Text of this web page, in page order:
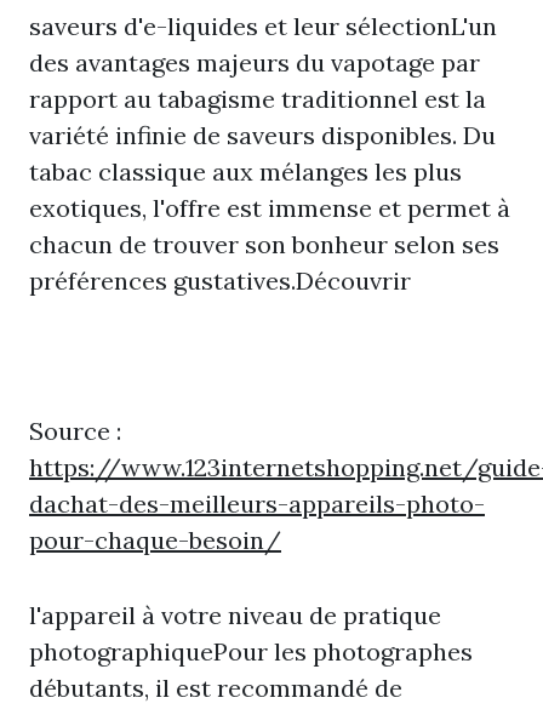
saveurs d'e-liquides et leur sélectionL'un
des avantages majeurs du vapotage par
rapport au tabagisme traditionnel est la
variété infinie de saveurs disponibles. Du
tabac classique aux mélanges les plus
exotiques, l'offre est immense et permet à
chacun de trouver son bonheur selon ses
préférences gustatives.Découvrir
Source :
https://www.123internetshopping.net/
dachat-des-meilleurs-appareils-photo-
pour-chaque-besoin/
l'appareil à votre niveau de pratique
photographiquePour les photographes
débutants, il est recommandé de